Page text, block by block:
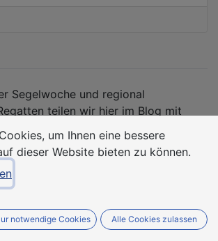
Segelwoche und regional
teilen wir hier im Blog mit
Segelwoche
um Ihnen eine bessere
dieser Website bieten zu können.
notwendige Cookies Alle Cookies zulassen